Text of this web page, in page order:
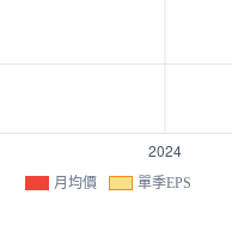
月均價 單季EPS